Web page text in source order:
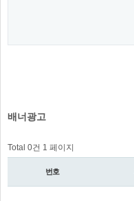
배너광고
Total 0건 1 페이지
번호